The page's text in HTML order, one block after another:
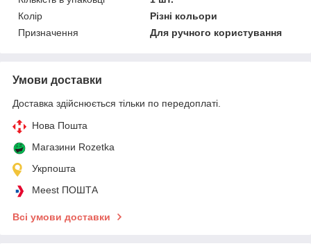
Колір
Різні кольори
Призначення
Для ручного користування
Умови доставки
Доставка здійснюється тільки по передоплаті.
Нова Пошта
Магазини Rozetka
Укрпошта
Meest ПОШТА
Всі умови доставки